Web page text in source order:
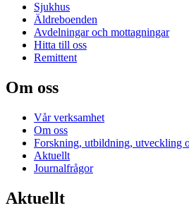
Sjukhus
Äldreboenden
Avdelningar och mottagningar
Hitta till oss
Remittent
Om oss
Vår verksamhet
Om oss
Forskning, utbildning, utveckling
Aktuellt
Journalfrågor
Aktuellt